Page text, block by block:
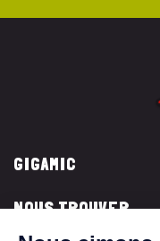
GIGAMIC
NOUS TROUVER